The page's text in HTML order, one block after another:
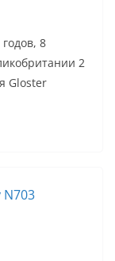
8
2
Gloster